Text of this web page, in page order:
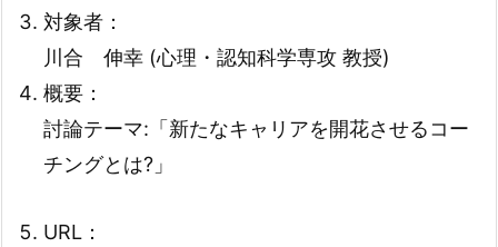
対象者：
川合 伸幸 (心理・認知科学専攻 教授)
概要：
討論テーマ:「新たなキャリアを開花させるコー
チングとは?」
URL：